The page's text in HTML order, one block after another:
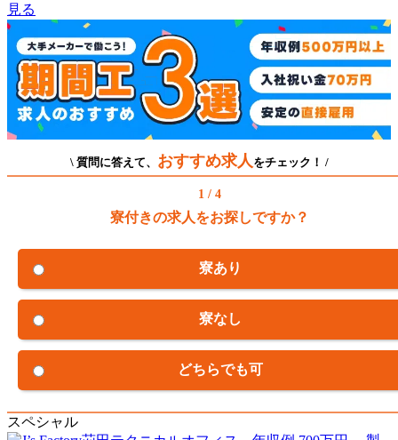
見る
\ 質問に答えて、 おすすめ求人 をチェック！ /
1 / 4
寮付きの求人をお探しですか？
寮あり
寮なし
どちらでも可
スペシャル